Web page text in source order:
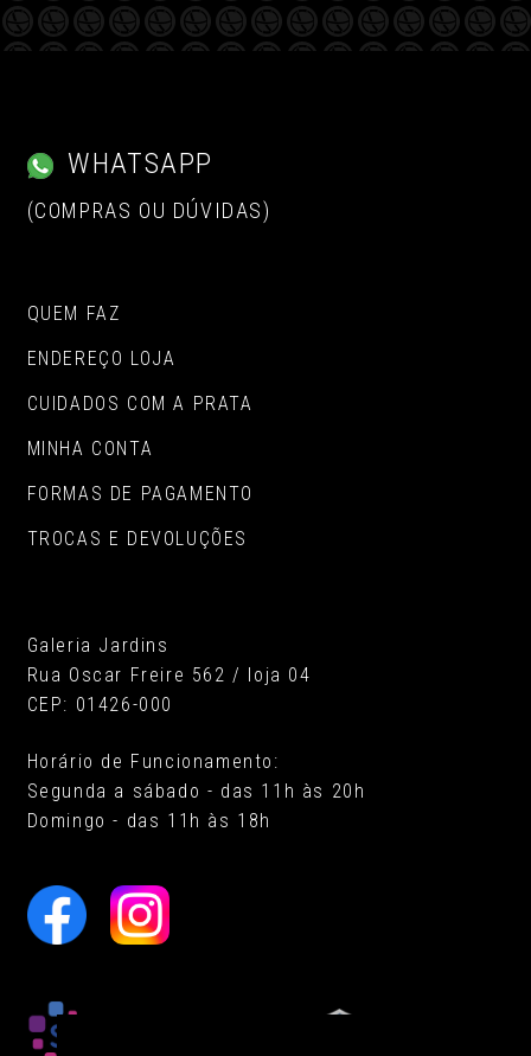
WHATSAPP
(COMPRAS OU DÚVIDAS)
QUEM FAZ
ENDEREÇO LOJA
CUIDADOS COM A PRATA
MINHA CONTA
FORMAS DE PAGAMENTO
TROCAS E DEVOLUÇÕES
Galeria Jardins
Rua Oscar Freire 562 / loja 04
CEP: 01426-000
Horário de Funcionamento:
Segunda a sábado - das 11h às 20h
Domingo - das 11h às 18h